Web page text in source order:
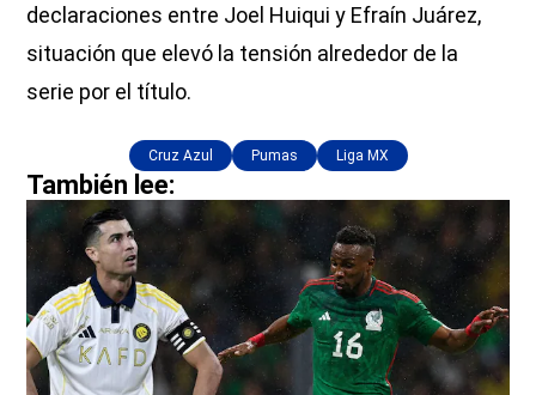
declaraciones entre Joel Huiqui y Efraín Juárez,
situación que elevó la tensión alrededor de la
serie por el título.
Cruz Azul Pumas Liga MX
También lee: